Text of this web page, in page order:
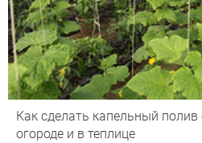
Как сделать капельный
огороде и в теплице